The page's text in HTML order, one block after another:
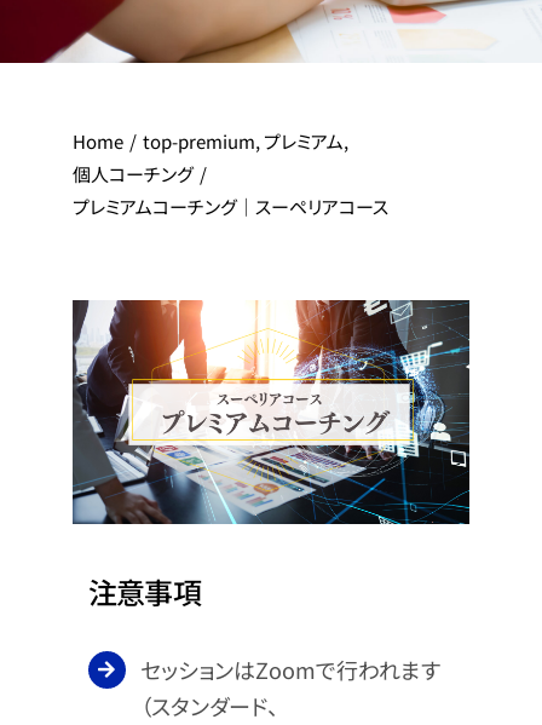
Home top-premium プレミアム
個人コーチング
プレミアムコーチング｜スーペリアコース
注意事項
セッションはZoomで行われます
（スタンダード、